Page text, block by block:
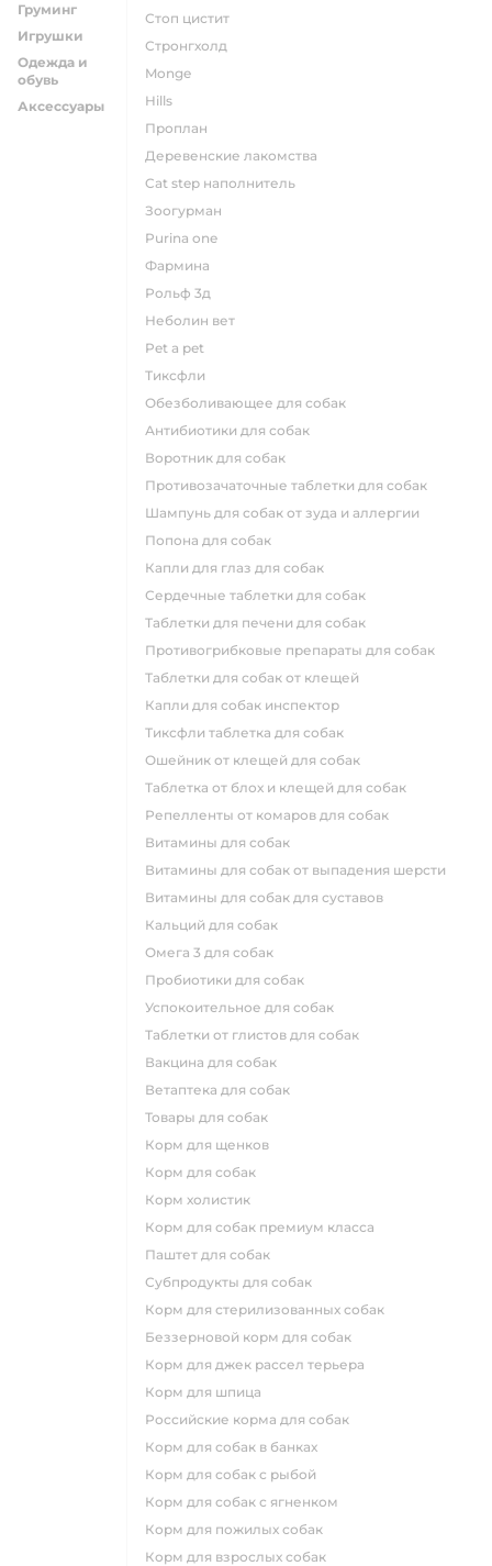
Груминг
Игрушки
Одежда и
обувь
Аксессуары
стоп цистит
стронгхолд
monge
hills
проплан
деревенские лакомства
cat step наполнитель
зоогурман
purina one
фармина
рольф 3д
неболин вет
pet a pet
тиксфли
обезболивающее для собак
антибиотики для собак
воротник для собак
противозачаточные таблетки для собак
шампунь для собак от зуда и аллергии
попона для собак
капли для глаз для собак
сердечные таблетки для собак
таблетки для печени для собак
противогрибковые препараты для собак
таблетки для собак от клещей
капли для собак инспектор
тиксфли таблетка для собак
ошейник от клещей для собак
таблетка от блох и клещей для собак
репелленты от комаров для собак
витамины для собак
витамины для собак от выпадения шерсти
витамины для собак для суставов
кальций для собак
омега 3 для собак
пробиотики для собак
успокоительное для собак
таблетки от глистов для собак
вакцина для собак
ветаптека для собак
товары для собак
корм для щенков
корм для собак
корм холистик
корм для собак премиум класса
паштет для собак
субпродукты для собак
корм для стерилизованных собак
беззерновой корм для собак
корм для джек рассел терьера
корм для шпица
российские корма для собак
корм для собак в банках
корм для собак с рыбой
корм для собак с ягненком
корм для пожилых собак
корм для взрослых собак